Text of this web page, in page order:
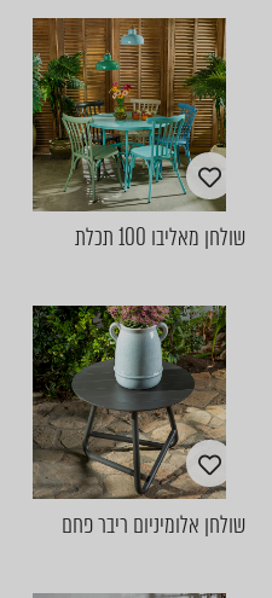
שולחן מאליבו 100 תכלת
שולחן אלומיניום ריבר פחם